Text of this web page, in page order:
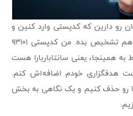
رو دارین که کدپستی وارد کنین و
گوگل میتونه اونها رو هم تشخیص بده. من کدپستی ۹۳۱۰۱
به همینجا، یعنی سانتاباربارا هست
هدفگزاری خودم اضافه‌اش کنم.
رو حذف کنیم و یک نگاهی به بخش